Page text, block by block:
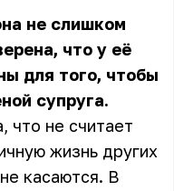
не слишком
что у её
для того, чтобы
супруга.
что не считает
жизнь других
касаются. В